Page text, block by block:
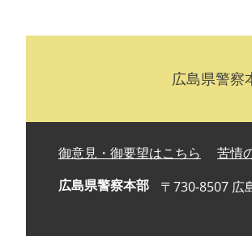
広島県警
御意見・御要望はこちら 苦情
広島県警察本部
〒730-8507 広